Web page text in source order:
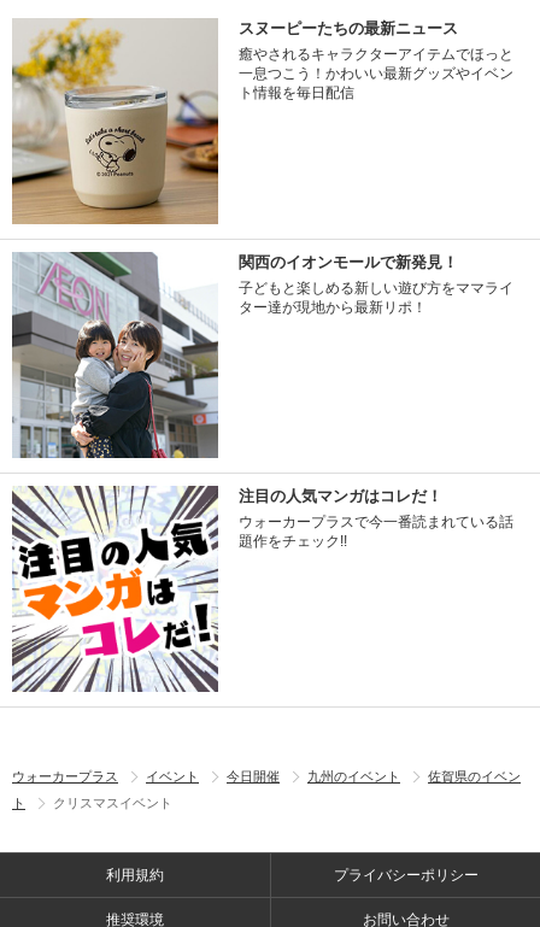
スヌーピーたちの最新ニュース
癒やされるキャラクターアイテムでほっと
一息つこう！かわいい最新グッズやイベン
ト情報を毎日配信
関西のイオンモールで新発見！
子どもと楽しめる新しい遊び方をママライ
ター達が現地から最新リポ！
注目の人気マンガはコレだ！
ウォーカープラスで今一番読まれている話
題作をチェック!!
ウォーカープラス イベント 今日開催 九州のイベント
佐賀県のイベン
ト
クリスマスイベント
利用規約 プライバシーポリシー
推奨環境 お問い合わせ